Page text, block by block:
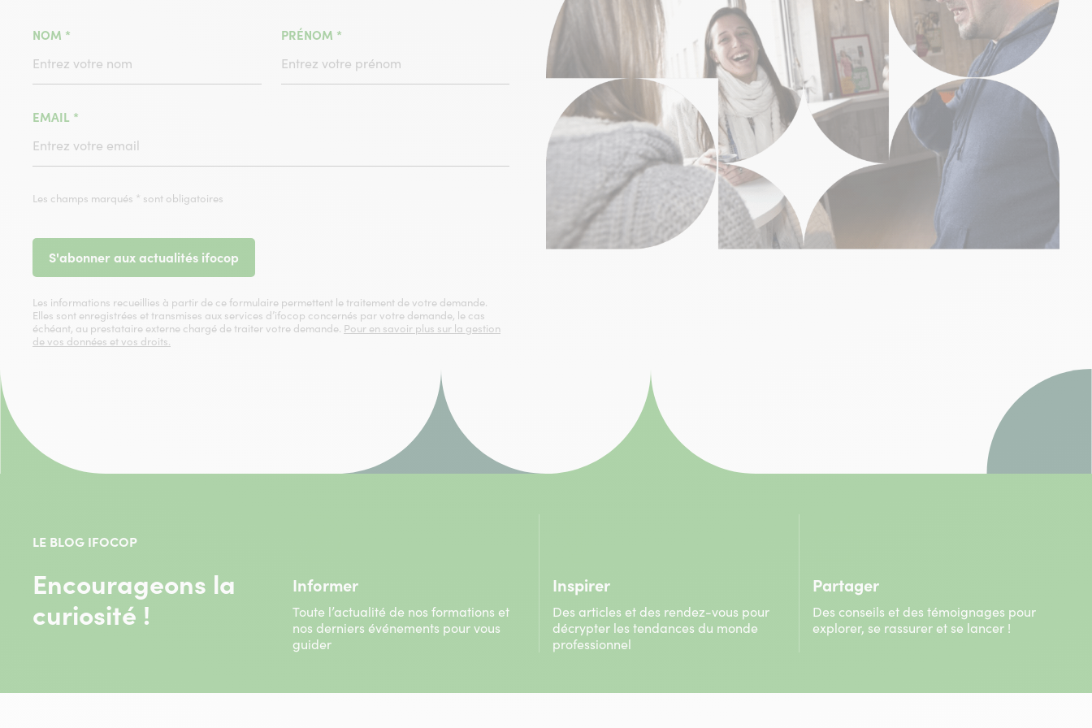
NOM * PRÉNOM *(CHAMPS
EMAIL *
Les champs marqués * sont obligatoires
S'abonner aux actualités ifocop
Les informations recueillies à partir de ce formulaire permettent le traitement de votre demande.
Elles sont enregistrées et transmises aux services d’ifocop concernés par votre demande, le cas
échéant, au prestataire externe chargé de traiter votre demande. Pour en savoir plus sur la gestion
de vos données et vos droits.
LE BLOG IFOCOP
Encourageons la
curiosité !
Informer
Toute l’actualité de nos formations et
nos derniers événements pour vous
guider
Inspirer
Des articles et des rendez-vous pour
décrypter les tendances du monde
professionnel
Partager
Des conseils et des témoignages pour
explorer, se rassurer et se lancer !